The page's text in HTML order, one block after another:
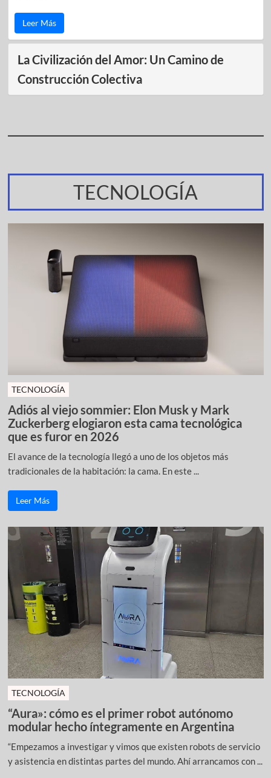
Leer Más
La Civilización del Amor: Un Camino de
Construcción Colectiva
TECNOLOGÍA
TECNOLOGÍA
Adiós al viejo sommier: Elon Musk y Mark
Zuckerberg elogiaron esta cama tecnológica
que es furor en 2026
El avance de la tecnología llegó a uno de los objetos más
tradicionales de la habitación: la cama. En este ...
Leer Más
TECNOLOGÍA
“Aura»: cómo es el primer robot autónomo
modular hecho íntegramente en Argentina
“Empezamos a investigar y vimos que existen robots de servicio
y asistencia en distintas partes del mundo. Ahí arrancamos con ...